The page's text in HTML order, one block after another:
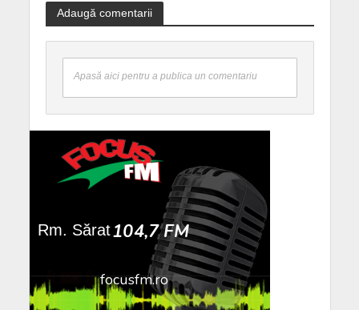
Adaugă comentarii
Apasă aici pentru a publica un comentariu